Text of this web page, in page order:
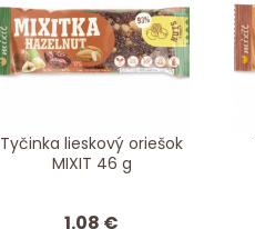
Tyčinka lieskový oriešok
MIXIT 46 g
1.08 €